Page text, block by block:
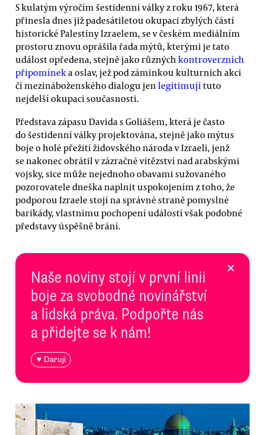
S kulatým výročím šestidenní války z roku 1967, která
přinesla dnes již padesátiletou okupaci zbylých částí
historické Palestiny Izraelem, se v českém mediálním
prostoru znovu oprášila řada mýtů, kterými je tato
událost opředena, stejně jako různých kontroverzních
připomíneka oslav, jež pod záminkou kulturních akcí
či mezináboženského dialogu jen legitimují tuto
nejdelší okupaci současnosti.
Představa zápasu Davida s Goliášem, která je často
do šestidenní války projektována, stejně jako mýtus
boje o holé přežití židovského národa v Izraeli, jenž
se nakonec obrátil v zázračné vítězství nad arabskými
vojsky, sice může nejednoho obavami sužovaného
pozorovatele dneška naplnit uspokojením z toho, že
podporou Izraele stojí na správné straně pomyslné
barikády, vlastnímu pochopení událostí však podobné
představy úspěšně brání.
Naše noviny stojí v první linii
boje za svobodné novinářství
a lidská práva. Podpořte nás
a přidejte se k nám!
♥ Daruji
×